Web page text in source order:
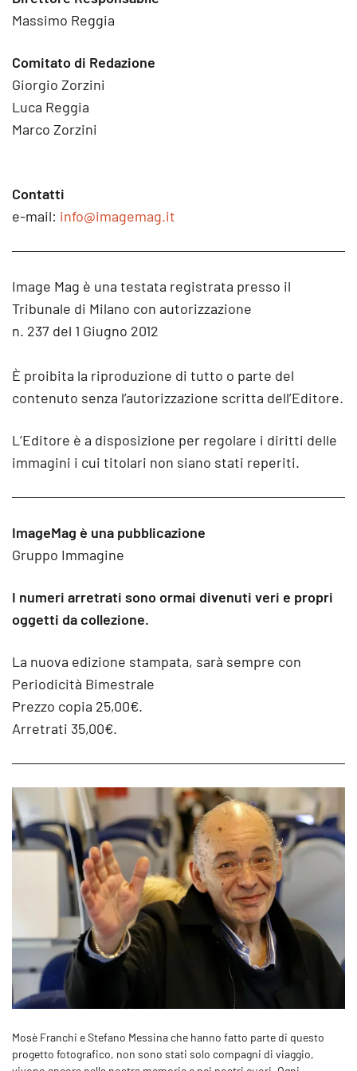
Massimo Reggia
Comitato di Redazione
Giorgio Zorzini
Luca Reggia
Marco Zorzini
Contatti
e-mail: info@imagemag.it
Image Mag è una testata registrata presso il
Tribunale di Milano con autorizzazione
n. 237 del 1 Giugno 2012
È proibita la riproduzione di tutto o parte del
contenuto senza l’autorizzazione scritta dell’Editore.
L’Editore è a disposizione per regolare i diritti delle
immagini i cui titolari non siano stati reperiti.
ImageMag è una pubblicazione
Gruppo Immagine
I numeri arretrati sono ormai divenuti veri e propri
oggetti da collezione.
La nuova edizione stampata, sarà sempre con
Periodicità Bimestrale
Prezzo copia 25,00€.
Arretrati 35,00€.
Mosè Franchi e Stefano Messina che hanno fatto parte di questo
progetto fotografico, non sono stati solo compagni di viaggio,